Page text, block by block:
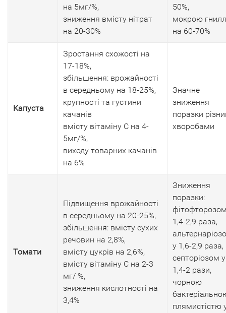
на 5мг/%,
зниження вмісту нітрат
на 20-30%
50%,
мокрою
на 60-70%
Капуста
Зростання схожості на
17-18%,
збільшення: врожайності
в середньому на 18-25%,
крупності та густини
качанів
вмісту вітаміну С на 4-
5мг/%,
виходу товарних качанів
на 6%
Значне
зниження
поразки
хворобами
Томати
Підвищення врожайності
в середньому на 20-25%,
збільшення: вмісту сухих
речовин на 2,8%,
вмісту цукрів на 2,6%,
вмісту вітаміну С на 2-3
мг/ %,
зниження кислотності на
3,4%
Зниження
поразки:
1,4-2,9 раза,
у 1,6-2,9 раза,
септоріозом у
1,4-2 рази,
чорною
плямистістю